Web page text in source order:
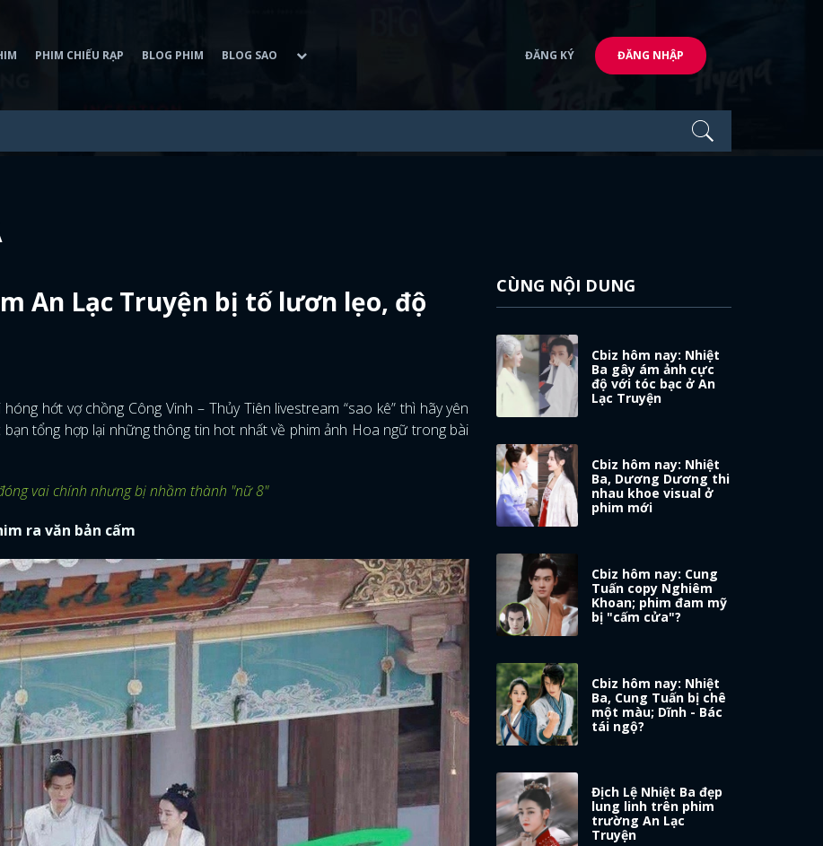
PHIM CHIẾU RẠP BLOG PHIM BLOG SAO ĐĂNG KÝ ĐĂNG NHẬP
An Lạc Truyện bị tố lươn lẹo, độ
hớt vợ chồng Công Vinh – Thủy Tiên livestream “sao kê” thì hãy yên
tổng hợp lại những thông tin hot nhất về phim ảnh Hoa ngữ trong bài
vai chính nhưng bị nhầm thành "nữ 8"
ra văn bản cấm
CÙNG NỘI DUNG
Cbiz hôm nay: Nhiệt
Ba gây ám ảnh cực
độ với tóc bạc ở An
Lạc Truyện
Cbiz hôm nay: Nhiệt
Ba, Dương Dương thi
nhau khoe visual ở
phim mới
Cbiz hôm nay: Cung
Tuấn copy Nghiêm
Khoan; phim đam mỹ
bị "cấm cửa"?
Cbiz hôm nay: Nhiệt
Ba, Cung Tuấn bị chê
một màu; Dĩnh - Bác
tái ngộ?
Địch Lệ Nhiệt Ba đẹp
lung linh trên phim
trường An Lạc
Truyện